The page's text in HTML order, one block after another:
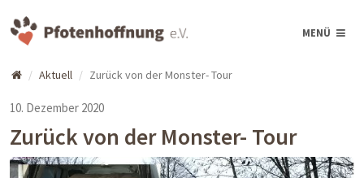
MENÜ
Aktuell Zurück von der Monster- Tour
10. Dezember 2020
Zurück von der Monster- Tour